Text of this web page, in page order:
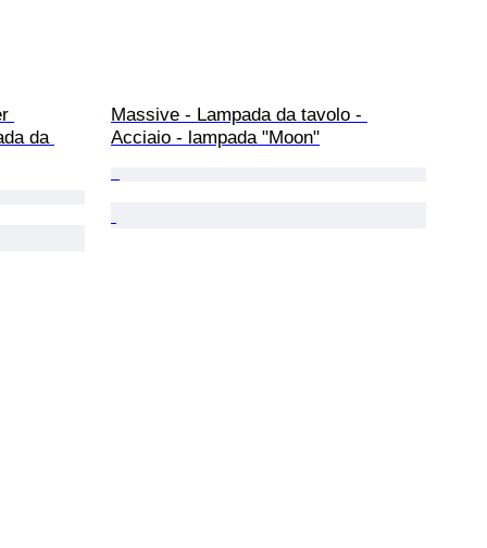
da
Massive - Lampada da tavolo -
Acciaio - lampada "Moon"